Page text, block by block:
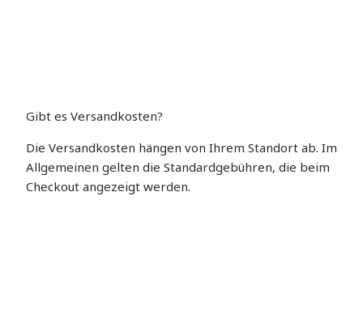
Gibt es Versandkosten?
Die Versandkosten hängen von Ihrem Standort ab. Im
Allgemeinen gelten die Standardgebühren, die beim
Checkout angezeigt werden.